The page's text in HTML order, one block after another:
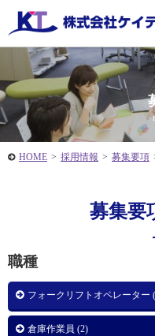
HOME > 採用情報 > 募集要項
募集要
職種
フォークリフトオペレーター
倉庫作業員 (2)